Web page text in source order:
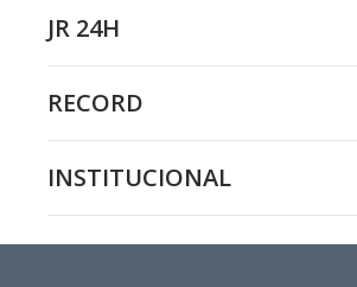
JR 24H
RECORD
INSTITUCIONAL